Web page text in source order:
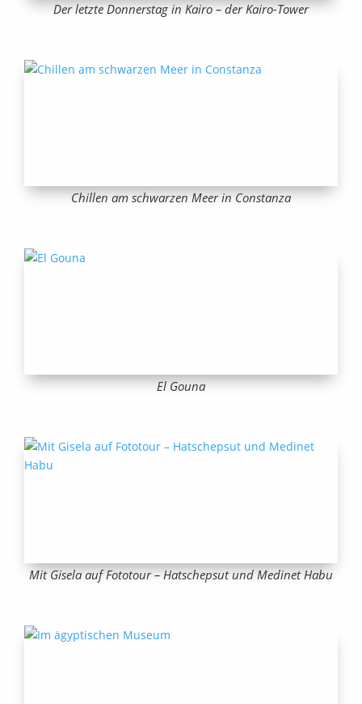
Der letzte Donnerstag in Kairo – der Kairo-Tower
Chillen am schwarzen Meer in Constanza
El Gouna
Mit Gisela auf Fototour – Hatschepsut und Medinet Habu